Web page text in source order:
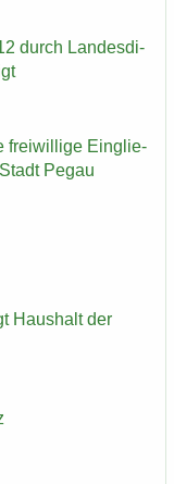
durch Lan­des­di­
frei­wil­li­ge Ein­glie­
Pegau
Haus­halt der